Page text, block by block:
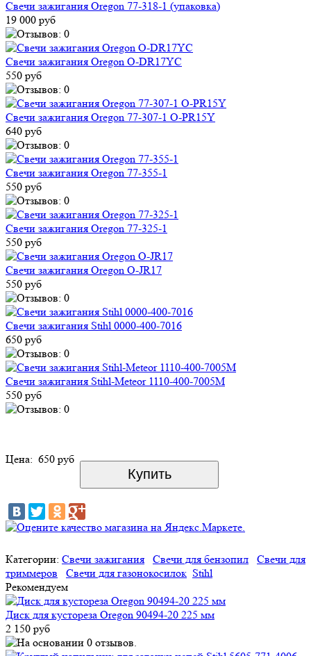
Свечи зажигания Oregon 77-318-1 (упаковка)
19 000 руб
Свечи зажигания Oregon O-DR17YC
550 руб
Свечи зажигания Oregon 77-307-1 O-PR15Y
640 руб
Свечи зажигания Oregon 77-355-1
550 руб
Свечи зажигания Oregon 77-325-1
550 руб
Свечи зажигания Oregon O-JR17
550 руб
Свечи зажигания Stihl 0000-400-7016
650 руб
Свечи зажигания Stihl-Meteor 1110-400-7005M
550 руб
Цена: 650 руб
Категории: Свечи зажигания Свечи для бензопил
Свечи для
триммеров
Свечи для газонокосилок Stihl
Рекомендуем
Диск для кустореза Oregon 90494-20 225 мм
2 150 руб